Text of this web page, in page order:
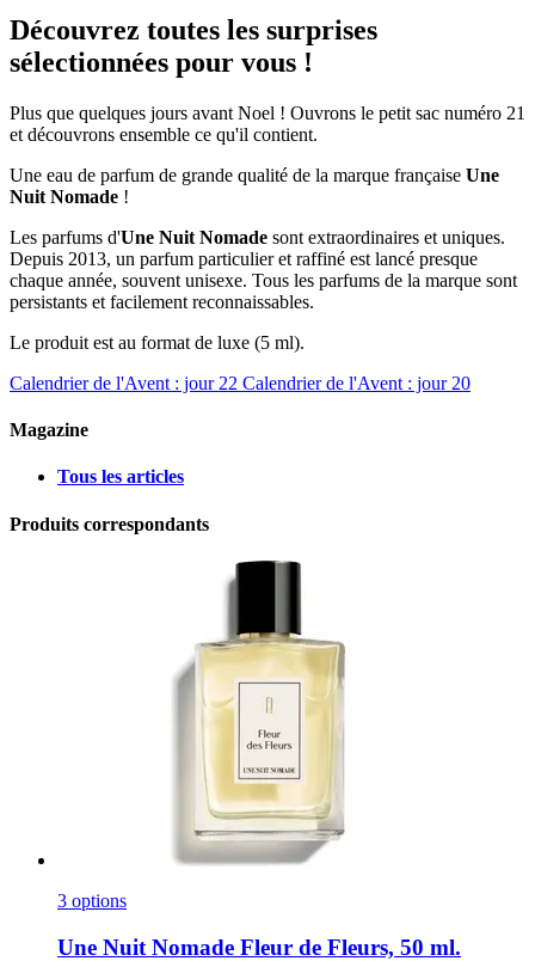
Découvrez toutes les surprises
sélectionnées pour vous !
Plus que quelques jours avant Noel ! Ouvrons le petit sac numéro 21
et découvrons ensemble ce qu'il contient.
Une eau de parfum de grande qualité de la marque française Une
Nuit Nomade !
Les parfums d'Une Nuit Nomade sont extraordinaires et uniques.
Depuis 2013, un parfum particulier et raffiné est lancé presque
chaque année, souvent unisexe. Tous les parfums de la marque sont
persistants et facilement reconnaissables.
Le produit est au format de luxe (5 ml).
Calendrier de l'Avent : jour 22 Calendrier de l'Avent : jour 20
Magazine
Tous les articles
Produits correspondants
3 options
Une Nuit Nomade Fleur de Fleurs, 50 ml.